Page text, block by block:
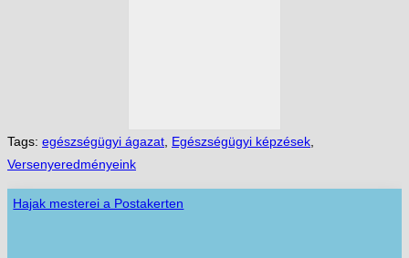
Tags: egészségügyi ágazat Egészségügyi képzések
Versenyeredményeink
Hajak mesterei a Postakerten